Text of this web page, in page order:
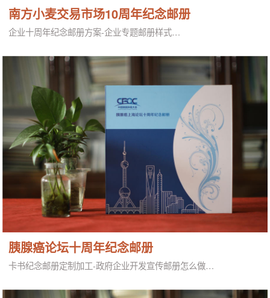
南方小麦交易市场10周年纪念邮册
企业十周年纪念邮册方案-企业专题邮册样式…
胰腺癌论坛十周年纪念邮册
卡书纪念邮册定制加工-政府企业开发宣传邮册怎么做…